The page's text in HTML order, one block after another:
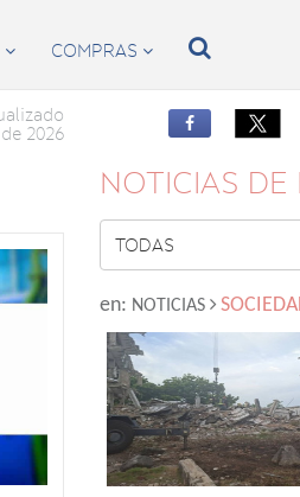
 COMPRAS  
2026

NOTICIAS DE
TODAS
en: NOTICIAS